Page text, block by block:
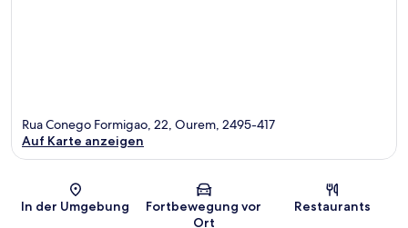
Karte
Rua Conego Formigao, 22, Ourem, 2495-417
Auf Karte anzeigen
In der Umgebung
Fortbewegung vor
Ort
Restaurants